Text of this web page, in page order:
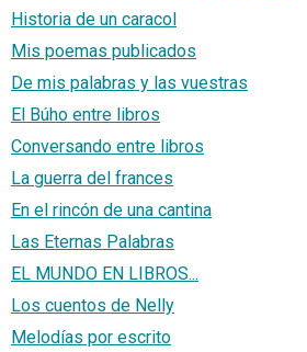
Historia de un caracol
Mis poemas publicados
De mis palabras y las vuestras
El Búho entre libros
Conversando entre libros
La guerra del frances
En el rincón de una cantina
Las Eternas Palabras
EL MUNDO EN LIBROS...
Los cuentos de Nelly
Melodías por escrito